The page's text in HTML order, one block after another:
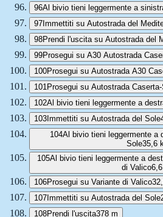
96Al bivio tieni leggermente a
97Immettiti su Autostrada del
98Prendi l'uscita su Autostrada del
99Prosegui su A30 Autostrada
100Prosegui su Autostrada A30
101 Prosegui su Autostrada
102Al bivio tieni leggermente a
103Immettiti su Autostrada del Sole
104Al bivio tieni leggermente a
Sole35,6
105Al bivio tieni leggermente a
di Valico
106Prosegui su Variante di Valico
107Immettiti su Autostrada del Sole
108Prendi l'uscita378 m